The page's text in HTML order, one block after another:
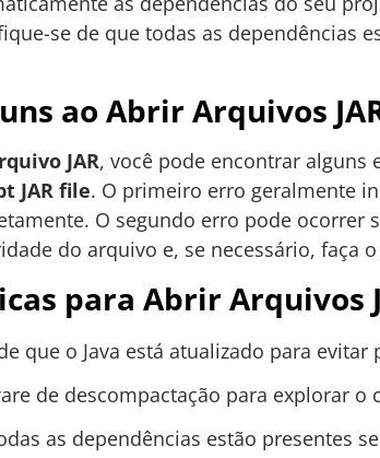
se de que todas as dependências
ao Abrir Arquivos
JAR, você pode encontrar alguns
JAR file. O primeiro erro geralmente
O segundo erro pode ocorrer
do arquivo e, se necessário, faça
para Abrir Arquivos
que o Java está atualizado para
de descompactação para explorar o
as dependências estão presentes